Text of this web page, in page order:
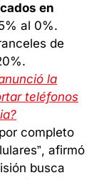
en
al 0%.
de
la
teléfonos
completo
afirmó
busca